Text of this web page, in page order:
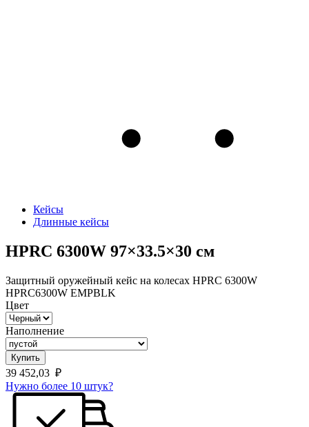
Кейсы
Длинные кейсы
HPRC 6300W 97×33.5×30 см
Защитный оружейный кейс на колесах HPRC 6300W
HPRC6300W EMPBLK
Цвет
Наполнение
Купить
39 452,03 ₽
Нужно более 10 штук?